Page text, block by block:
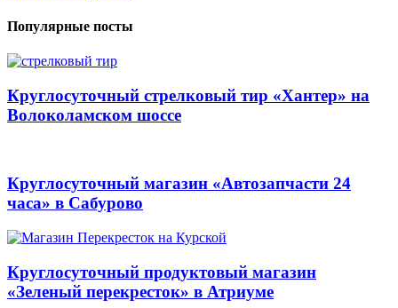
Популярные посты
Круглосуточный стрелковый тир «Хантер» на
Волоколамском шоссе
Круглосуточный магазин «Автозапчасти 24
часа» в Сабурово
Круглосуточный продуктовый магазин
«Зеленый перекресток» в Атриуме